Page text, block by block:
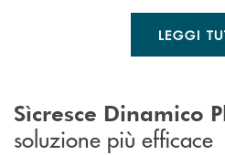
LEGGI
Sìcresce Dinamico
soluzione più efficace